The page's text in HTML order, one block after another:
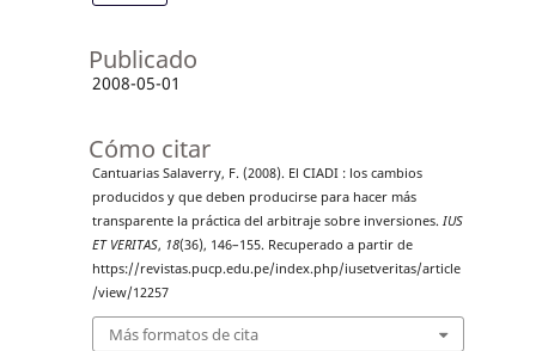
Publicado
2008-05-01
Cómo citar
Cantuarias Salaverry, F. (2008). El CIADI : los cambios
producidos y que deben producirse para hacer más
transparente la práctica del arbitraje sobre inversiones. IUS
ET VERITAS, 18(36), 146–155. Recuperado a partir de
https://revistas.pucp.edu.pe/index.php/iusetveritas/article
/view/12257
Más formatos de cita